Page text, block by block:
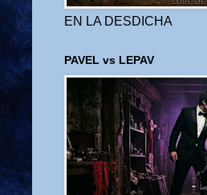
EN LA DESDICHA
PAVEL vs LEPAV